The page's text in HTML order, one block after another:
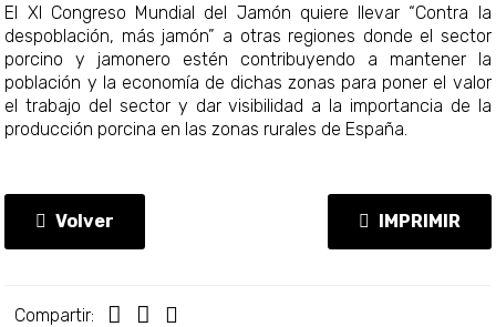
El XI Congreso Mundial del Jamón quiere llevar “Contra la
despoblación, más jamón” a otras regiones donde el sector
porcino y jamonero estén contribuyendo a mantener la
población y la economía de dichas zonas para poner el valor
el trabajo del sector y dar visibilidad a la importancia de la
producción porcina en las zonas rurales de España.
Volver IMPRIMIR
Compartir: